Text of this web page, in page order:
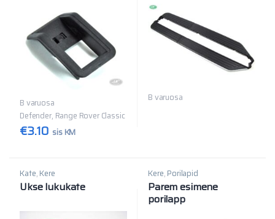
B varuosa
Defender, Range Rover Classic
€3.10 sis KM
B varuosa
Kate,Kere
Ukse lukukate
Kere,Porilapid
Parem esimene
porilapp